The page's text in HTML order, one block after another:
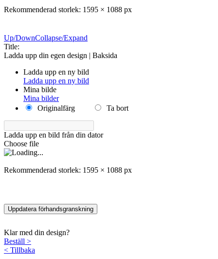
Rekommenderad storlek: 1595 × 1088 px
Up/DownCollapse/Expand
Title:
Ladda upp din egen design | Baksida
Ladda upp en ny bild
Ladda upp en ny bild
Mina bilde
Mina bilder
Originalfärg
Ta bort
Ladda upp en bild från din dator
Choose file
Rekommenderad storlek: 1595 × 1088 px
Uppdatera förhandsgranskning
Klar med din design?
Beställ >
< Tillbaka